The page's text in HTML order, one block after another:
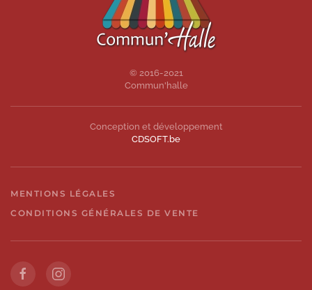
© 2016-2021
Commun'halle
Conception et développement
CDSOFT.be
MENTIONS LÉGALES
CONDITIONS GÉNÉRALES DE VENTE